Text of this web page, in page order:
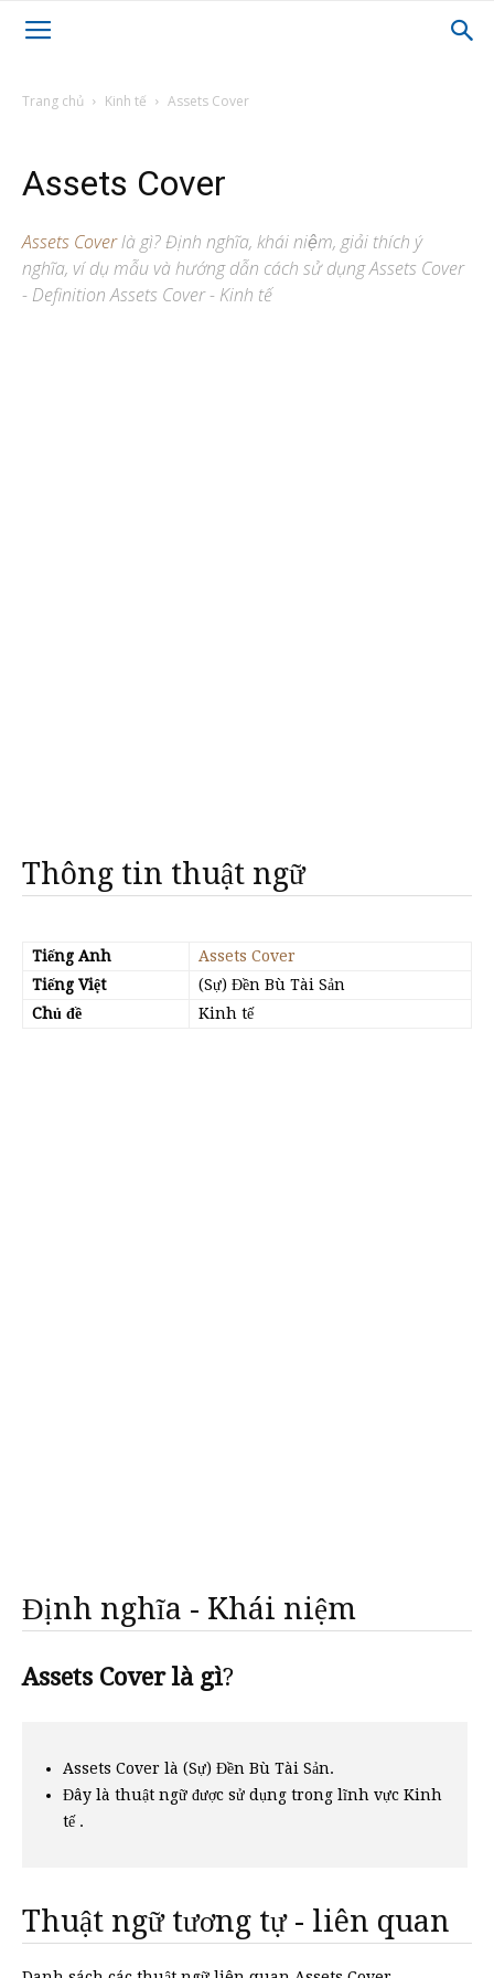
Trang chủ Kinh tế Assets Cover
Assets Cover
Assets Coverlà gì? Định nghĩa, khái niệm, giải thích ý
nghĩa, ví dụ mẫu và hướng dẫn cách sử dụng Assets Cover
- Definition Assets Cover - Kinh tế
Thông tin thuật ngữ
Tiếng Anh
Assets Cover
Tiếng Việt
(Sự) Đền Bù Tài Sản
Chủ đề
Kinh tế
Định nghĩa - Khái niệm
Assets Cover là gì?
Assets Cover là (Sự) Đền Bù Tài Sản.
Đây là thuật ngữ được sử dụng trong lĩnh vực Kinh
tế .
Thuật ngữ tương tự - liên quan